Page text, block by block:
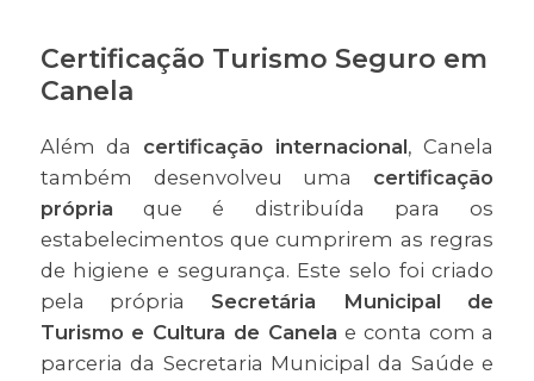
Certificação Turismo Seguro em
Canela
Além da certificação internacional, Canela
também desenvolveu uma certificação
própria que é distribuída para os
estabelecimentos que cumprirem as regras
de higiene e segurança. Este selo foi criado
pela própria Secretária Municipal de
Turismo e Cultura de Canela e conta com a
parceria da Secretaria Municipal da Saúde e